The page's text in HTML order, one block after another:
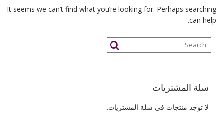
It seems we can’t find what you’re looking for. Perhaps searching
can help.
سلة المشتريات
لا توجد منتجات في سلة المشتريات.